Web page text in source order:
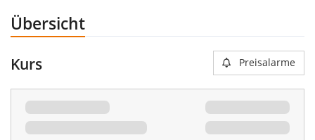
Übersicht
Kurs Preisalarme